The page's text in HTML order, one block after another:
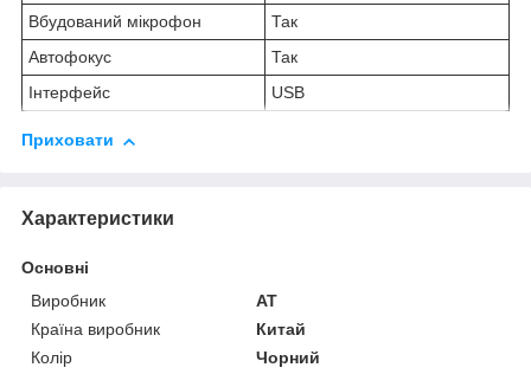
Вбудований мікрофон
Так
Автофокус
Так
Інтерфейс
USB
Приховати
Характеристики
Основні
Виробник
AT
Країна виробник
Китай
Колір
Чорний